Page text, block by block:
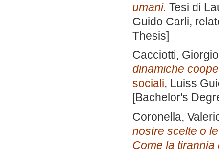
umani. Tesi di
Guido Carli,
Thesis]
Cacciotti, Giorgio
dinamiche
sociali, Luiss
[Bachelor's
Coronella,
nostre scelte o
Come la tirannia